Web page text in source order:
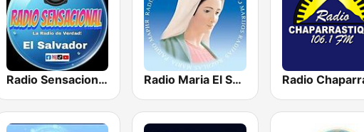
Radio Sensacional El Salvador Radio Maria El Salvador